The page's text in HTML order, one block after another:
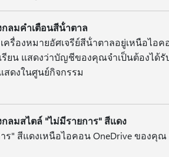
ลมคําเตือนสีน้ําตาล
รื่องหมายอัศเจรีย์สีน้ําตาลอยู่เหนือไอค
รียน แสดงว่าบัญชีของคุณจําเป็นต้องได้รั
สดงในศูนย์กิจกรรม
ลมสไตล์ "ไม่มีรายการ" สีแดง
" สีแดงเหนือไอคอน OneDrive ของคุ